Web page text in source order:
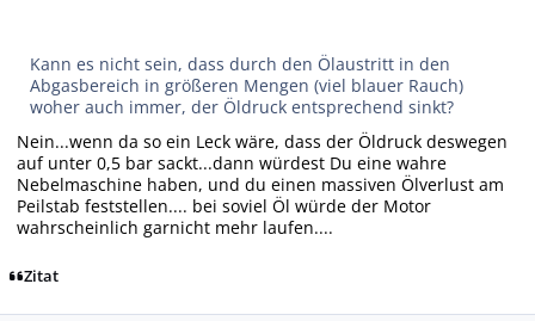
Kann es nicht sein, dass durch den Ölaustritt in den
Abgasbereich in größeren Mengen (viel blauer Rauch)
woher auch immer, der Öldruck entsprechend sinkt?
Nein...wenn da so ein Leck wäre, dass der Öldruck deswegen
auf unter 0,5 bar sackt...dann würdest Du eine wahre
Nebelmaschine haben, und du einen massiven Ölverlust am
Peilstab feststellen.... bei soviel Öl würde der Motor
wahrscheinlich garnicht mehr laufen....
Zitat